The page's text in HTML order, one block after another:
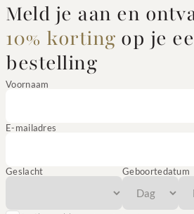
Meld je aan en
10% korting op je
bestelling
Voornaam
E-mailadres
Geslacht Geboortedatum